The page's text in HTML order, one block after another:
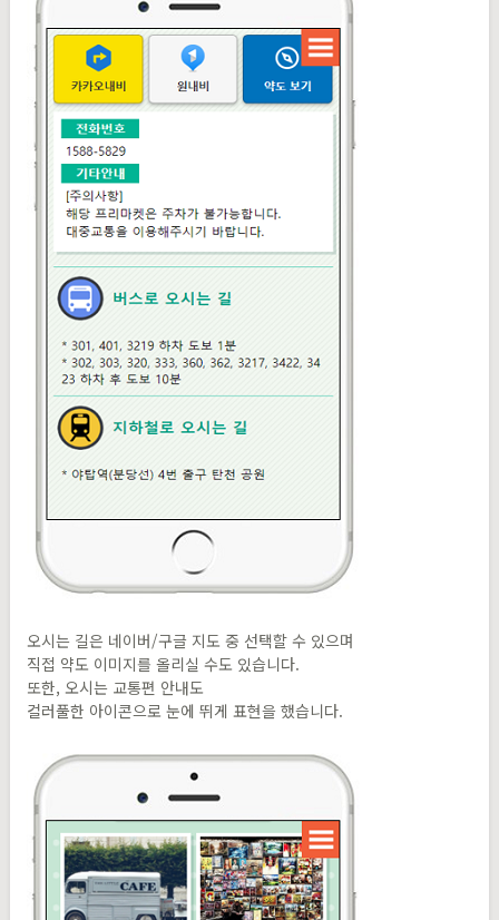
오시는 길은 네이버/구글 지도 중 선택할 수 있으며
직접 약도 이미지를 올리실 수도 있습니다.
또한, 오시는 교통편 안내도
컬러풀한 아이콘으로 눈에 뛰게 표현을 했습니다.